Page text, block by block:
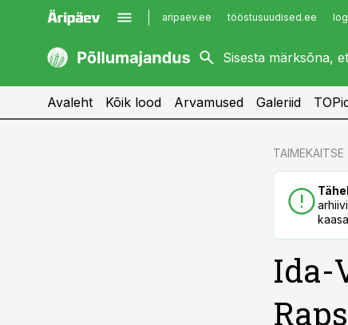
aripaev.ee tööstusuudised.ee
kaubandus.ee
kinnisvarauudised.ee
imelineajalugu.ee
Avaleht Kõik lood Arvamused Galeriid
TAIMEKAITSE
Ida-